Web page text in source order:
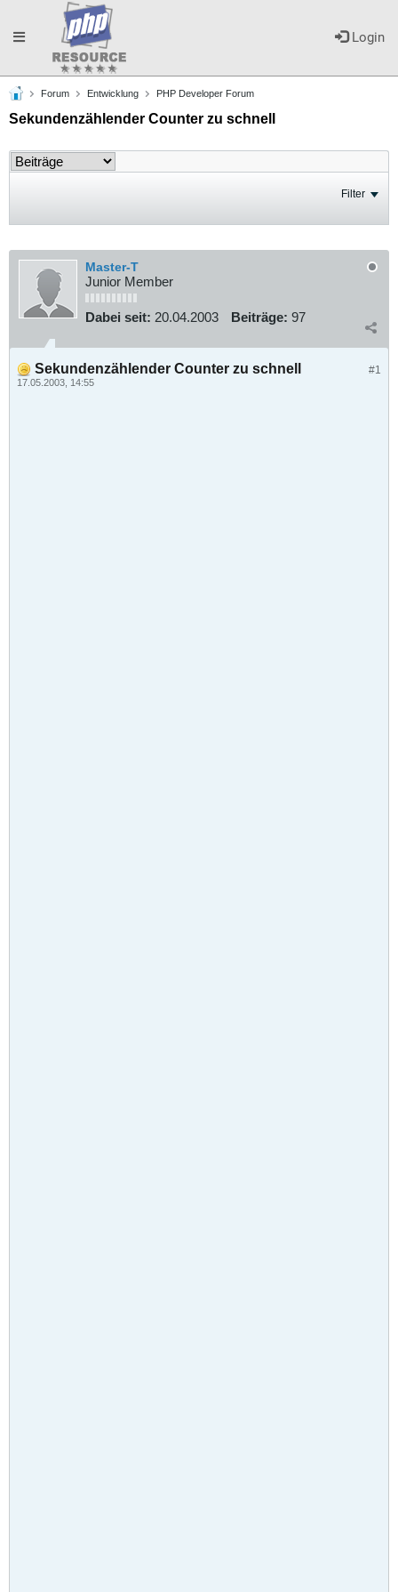
Login
Toggle
navigation
Forum Entwicklung PHP Developer Forum
Sekundenzählender Counter zu schnell
Filter
Master-T
Junior Member
Dabei seit: 20.04.2003 Beiträge: 97
#1
Sekundenzählender Counter zu schnell
17.05.2003, 14:55